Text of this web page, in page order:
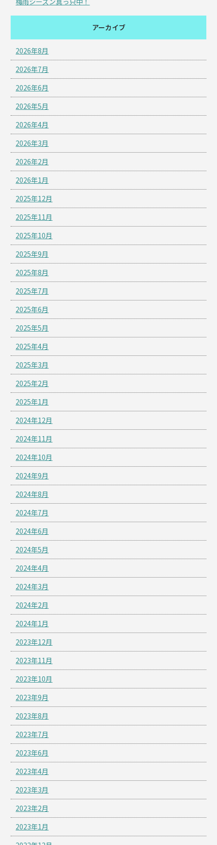
アーカイブ
2026年8月
2026年7月
2026年6月
2026年5月
2026年4月
2026年3月
2026年2月
2026年1月
2025年12月
2025年11月
2025年10月
2025年9月
2025年8月
2025年7月
2025年6月
2025年5月
2025年4月
2025年3月
2025年2月
2025年1月
2024年12月
2024年11月
2024年10月
2024年9月
2024年8月
2024年7月
2024年6月
2024年5月
2024年4月
2024年3月
2024年2月
2024年1月
2023年12月
2023年11月
2023年10月
2023年9月
2023年8月
2023年7月
2023年6月
2023年4月
2023年3月
2023年2月
2023年1月